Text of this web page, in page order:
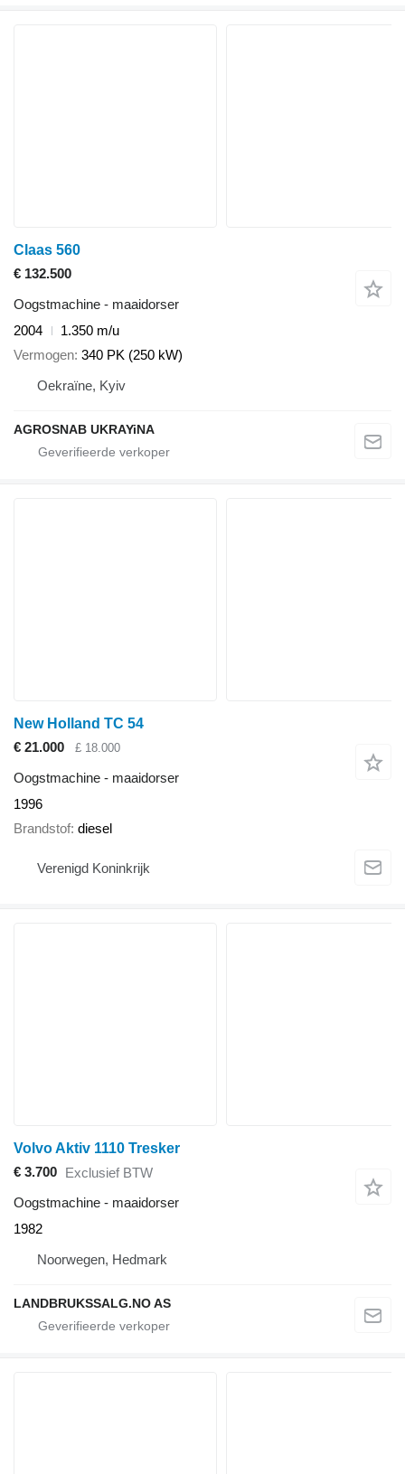
Claas 560
€ 132.500
Oogstmachine - maaidorser
2004
1.350 m/u
Vermogen 340 PK (250 kW)
Oekraïne, Kyiv
AGROSNAB UKRAYiNA
New Holland TC 54
€ 21.000
£ 18.000
Oogstmachine - maaidorser
1996
Brandstof diesel
Verenigd Koninkrijk
Volvo Aktiv 1110 Tresker
€ 3.700 Exclusief BTW
Oogstmachine - maaidorser
1982
Noorwegen, Hedmark
LANDBRUKSSALG.NO AS